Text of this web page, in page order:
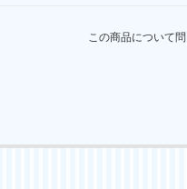
この商品について